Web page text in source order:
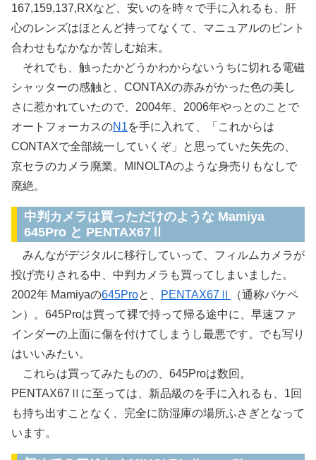
167,159,137,RXなど、安いのを時々で手に入れるも、肝
心のレンズはほとんど持ってなくて、マニュアルのピント
合わせもなかなか苦しむ始末。
それでも、触ったかどうかわからないうちに切れる電磁
シャッターの感触と、CONTAXの赤みがかった色の美し
さに惹かれていたので、2004年、2006年やっとのことで
オートフォーカスのN1を手に入れて、「これからは
CONTAXで全部統一していくぞ」と思っていた矢先の、
京セラのカメラ廃業。MINOLTAのような身売りもなしで
廃絶。
中判カメラは買っただけのような Mamiya
645Pro と PENTAX67Ⅱ
みんながデジタルに移行していって、フィルムカメラが
投げ売りされる中、中判カメラも買ってしまいました。
2002年 Mamiyaの645Proと、 PENTAX67Ⅱ
（通称バケペ
ン）。645Proは買って裸で持って帰る途中に、早速ファ
インダーの上面に傷を付けてしまうし最悪です。でも写り
はいいみたい。
これらは買ってみたものの、645Proは数回。
PENTAX67Ⅱに至っては、新品級のを手に入れるも、1回
も持ち出すことなく、完全に防湿庫の場所ふさぎとなって
います。